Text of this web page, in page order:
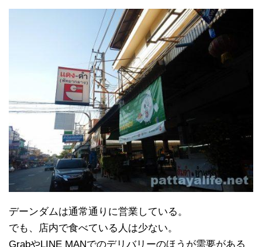
デーンダムは通常通りに営業している。
でも、店内で食べている人は少ない。
GrabやLINE MANでのデリバリーのほうが需要がある